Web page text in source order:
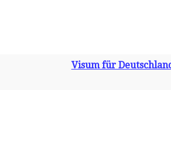
Visum für